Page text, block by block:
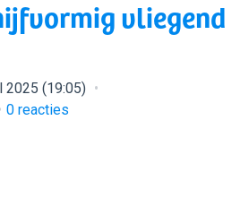
vliegend
2025 (19:05)
0 reacties